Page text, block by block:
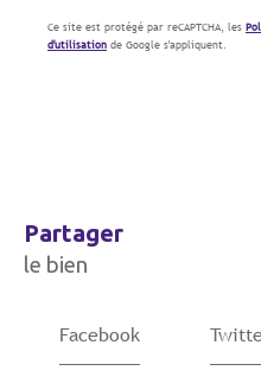
Ce site est protégé par reCAPTCHA, les
d'utilisation de Google s'appliquent.
partager
le bien
Facebook